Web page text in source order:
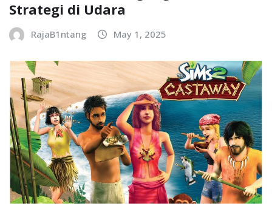
Strategi di Udara
RajaB1ntang May 1, 2025